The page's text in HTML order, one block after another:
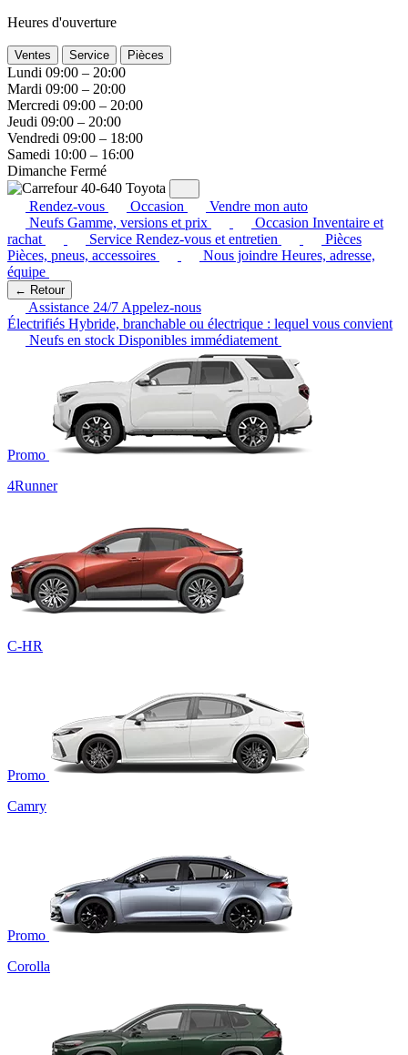
Heures d'ouverture
Ventes Service Pièces
Lundi 09:00 – 20:00
Mardi 09:00 – 20:00
Mercredi 09:00 – 20:00
Jeudi 09:00 – 20:00
Vendredi 09:00 – 18:00
Samedi 10:00 – 16:00
Dimanche Fermé
Rendez-vous Occasion
Vendre mon auto
Neufs Gamme, versions et prix Occasion Inventaire et
rachat
Service Rendez-vous et entretien
Pièces
Pièces, pneus, accessoires
Nous joindre Heures, adresse,
équipe
← Retour
Assistance 24/7 Appelez-nous
Électrifiés Hybride, branchable ou électrique : lequel vous convient
Neufs en stock Disponibles immédiatement
Promo
4Runner
C-HR
Promo
Camry
Promo
Corolla